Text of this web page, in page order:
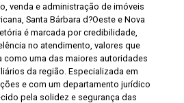
venda e administração de imóveis
Santa Bárbara d?Oeste e Nova
é marcada por credibilidade,
no atendimento, valores que
como uma das maiores autoridades
da região. Especializada em
e com um departamento jurídico
pela solidez e segurança das